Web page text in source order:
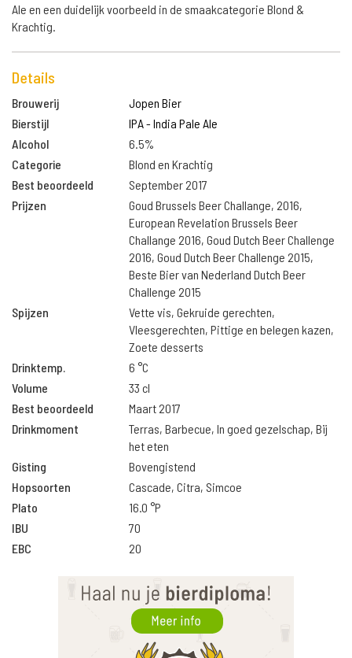
Ale en een duidelijk voorbeeld in de smaakcategorie Blond &
Krachtig.
Details
Brouwerij
Jopen Bier
Bierstijl
IPA - India Pale Ale
Alcohol
6.5%
Categorie
Blond en Krachtig
Best beoordeeld
September 2017
Prijzen
Goud Brussels Beer Challange, 2016,
European Revelation Brussels Beer
Challange 2016, Goud Dutch Beer Challenge
2016, Goud Dutch Beer Challenge 2015,
Beste Bier van Nederland Dutch Beer
Challenge 2015
Spijzen
Vette vis, Gekruide gerechten,
Vleesgerechten, Pittige en belegen kazen,
Zoete desserts
Drinktemp.
6 °C
Volume
33 cl
Best beoordeeld
Maart 2017
Drinkmoment
Terras, Barbecue, In goed gezelschap, Bij
het eten
Gisting
Bovengistend
Hopsoorten
Cascade, Citra, Simcoe
Plato
16.0 °P
IBU
70
EBC
20